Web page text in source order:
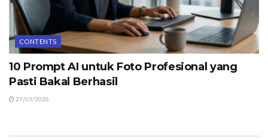
CONTENTS
10 Prompt AI untuk Foto Profesional yang
Pasti Bakal Berhasil
27/03/2026